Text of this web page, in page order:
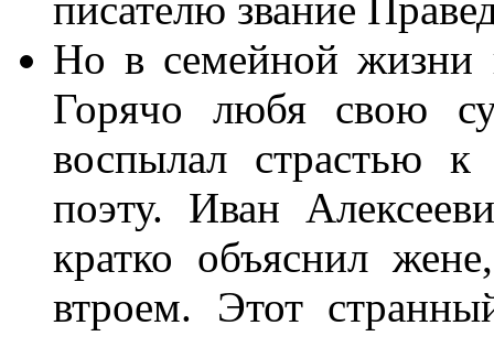
Но в семейной жизни
Горячо любя свою
воспылал страстью
поэту. Иван
кратко объяснил
втроем. Этот